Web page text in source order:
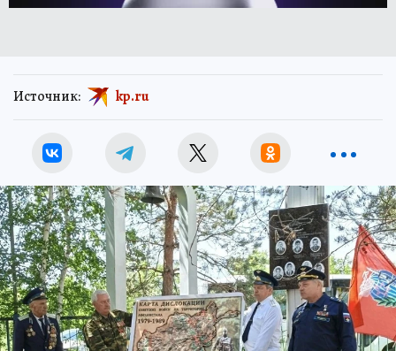
Источник: kp.ru